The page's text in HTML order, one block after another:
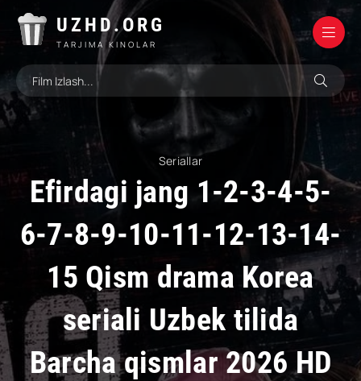
UZHD.ORG
TARJIMA KINOLAR
Seriallar
Efirdagi jang 1-2-3-4-5-
6-7-8-9-10-11-12-13-14-
15 Qism drama Korea
seriali Uzbek tilida
Barcha qismlar 2026 HD